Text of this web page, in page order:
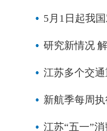
5月1日起我
研究新情况
江苏多个交
新航季每周
江苏“五一”